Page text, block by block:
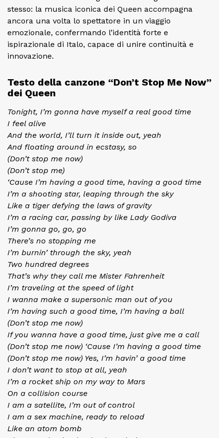
stesso: la musica iconica dei Queen accompagna
ancora una volta lo spettatore in un viaggio
emozionale, confermando l’identità forte e
ispirazionale di Italo, capace di unire continuità e
innovazione.
Testo della canzone “Don’t Stop Me Now”
dei Queen
Tonight, I’m gonna have myself a real good time
I feel alive
And the world, I’ll turn it inside out, yeah
And floating around in ecstasy, so
(Don’t stop me now)
(Don’t stop me)
‘Cause I’m having a good time, having a good time
I’m a shooting star, leaping through the sky
Like a tiger defying the laws of gravity
I’m a racing car, passing by like Lady Godiva
I’m gonna go, go, go
There’s no stopping me
I’m burnin’ through the sky, yeah
Two hundred degrees
That’s why they call me Mister Fahrenheit
I’m traveling at the speed of light
I wanna make a supersonic man out of you
I’m having such a good time, I’m having a ball
(Don’t stop me now)
If you wanna have a good time, just give me a call
(Don’t stop me now) ‘Cause I’m having a good time
(Don’t stop me now) Yes, I’m havin’ a good time
I don’t want to stop at all, yeah
I’m a rocket ship on my way to Mars
On a collision course
I am a satellite, I’m out of control
I am a sex machine, ready to reload
Like an atom bomb